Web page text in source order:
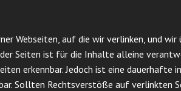
Webseiten, auf die wir verlinken, und
Seiten ist für die Inhalte alleine
erkennbar. Jedoch ist eine dauerhafte
Sollten Rechtsverstöße auf verlinkten